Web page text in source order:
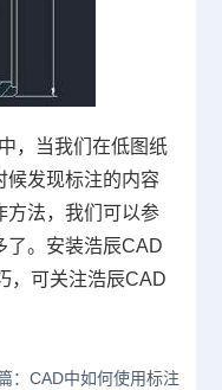
，当我们在低图纸
候发现标注的内容
方法，我们可以参
了。安装浩辰CAD
，可关注浩辰CAD
：CAD中如何使用标注